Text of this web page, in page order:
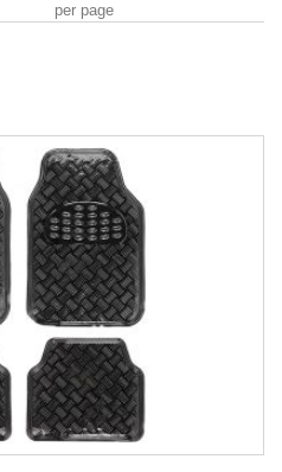
per page